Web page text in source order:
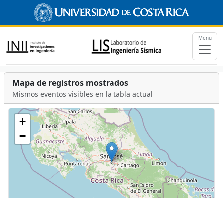
Menú
Mapa de registros mostrados
Mismos eventos visibles en la tabla actual
+
−